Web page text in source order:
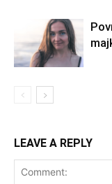
LEAVE A REPLY